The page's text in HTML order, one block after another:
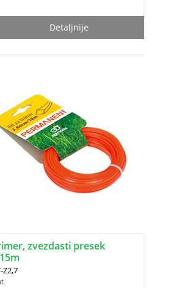
Detaljnije
zvezdasti presek
Z2,7